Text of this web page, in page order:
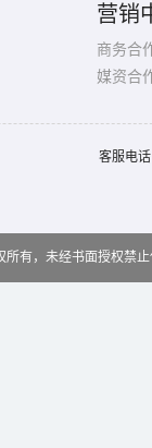
营销
商务合
媒资合
客服电
所有，未经书面授权